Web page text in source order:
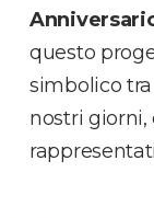
questo
simbolico
nostri giorni,